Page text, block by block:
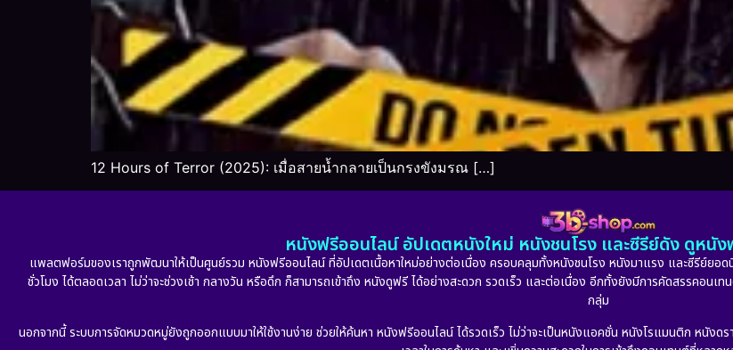
12 Hours of Terror (2025): เมื่อสายน้ำกลายเป็นกรงขังมรณ […]
หนังฟรีออนไลน์ อัปเดตหนังใหม่ หนังชนโรง และซีรีย์ดัง ดูหนั
แพลตฟอร์มของเราถูกพัฒนาให้เป็นศูนย์รวม หนังฟรีออนไลน์ ที่อัปเดตเนื้อหาใหม่อย่างต่อเนื่อง ครอบคลุมทั้งหนังชนโรง หนังมาแรง และซีรีย์ยอ
ชั่วโมง ได้ตลอดเวลา ไม่ว่าจะช่วงเช้า กลางวัน หรือดึก ก็สามารถเข้าถึง หนังดูฟรี ได้อย่างสะดวก รวดเร็ว และต่อเนื่อง อีกทั้งยังมีการคัดสรรคอน
กลุ่ม
นอกจากนี้ ระบบการจัดหมวดหมู่ยังถูกออกแบบมาให้ใช้งานง่าย ช่วยให้ค้นหา หนังฟรีออนไลน์ ได้รวดเร็ว ไม่ว่าจะเป็นหนังแอคชั่น หนังโรแมนติก หนั